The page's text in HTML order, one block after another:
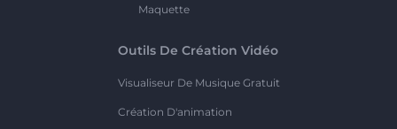
Maquette
Outils De Création Vidéo
Visualiseur De Musique Gratuit
Création D'animation